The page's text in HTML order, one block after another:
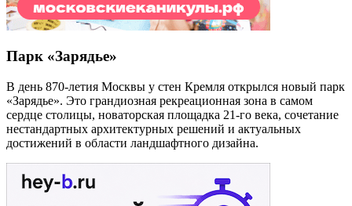
Парк «Зарядье»
В день 870-летия Москвы у стен Кремля открылся новый парк
«Зарядье». Это грандиозная рекреационная зона в самом
сердце столицы, новаторская площадка 21-го века, сочетание
нестандартных архитектурных решений и актуальных
достижений в области ландшафтного дизайна.